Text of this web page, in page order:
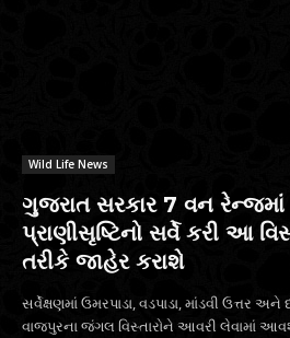
Wild Life News
ગુજરાત સરકાર 7 વન
પ્રાણીસૃષ્ટિનો સર્વે કરી આ
તરીકે જાહેર કરાશે
સર્વેક્ષણમાં ઉમરપાડા, વડપાડા, માંડવી ઉત્તર અને
વાજપુરના જંગલ વિસ્તારોને આવરી લેવામાં